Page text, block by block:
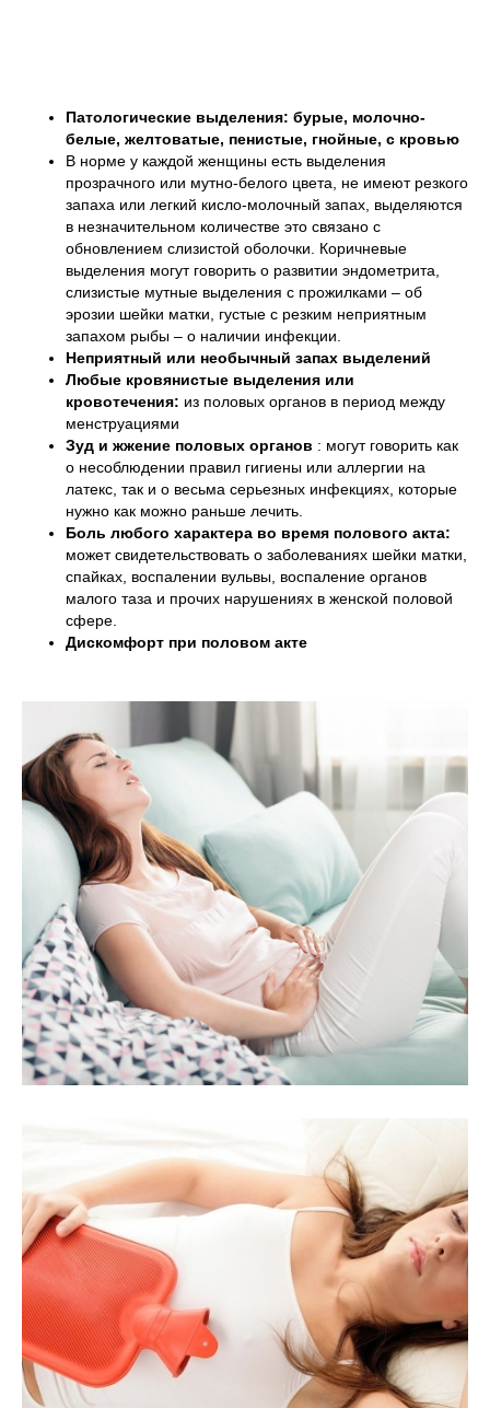
Патологические выделения: бурые, молочно-
белые, желтоватые, пенистые, гнойные, с кровью
В норме у каждой женщины есть выделения
прозрачного или мутно-белого цвета, не имеют резкого
запаха или легкий кисло-молочный запах, выделяются
в незначительном количестве это связано с
обновлением слизистой оболочки. Коричневые
выделения могут говорить о развитии эндометрита,
слизистые мутные выделения с прожилками – об
эрозии шейки матки, густые с резким неприятным
запахом рыбы – о наличии инфекции.
Неприятный или необычный запах выделений
Любые кровянистые выделения или
кровотечения: из половых органов в период между
менструациями
Зуд и жжение половых органов : могут говорить как
о несоблюдении правил гигиены или аллергии на
латекс, так и о весьма серьезных инфекциях, которые
нужно как можно раньше лечить.
Боль любого характера во время полового акта:
может свидетельствовать о заболеваниях шейки матки,
спайках, воспалении вульвы, воспаление органов
малого таза и прочих нарушениях в женской половой
сфере.
Дискомфорт при половом акте